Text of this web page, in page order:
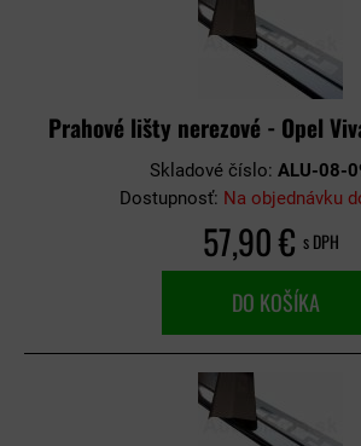
Prahové lišty nerezové - Opel
Skladové číslo: ALU-08-
Dostupnosť: Na objednávku
57,90 € s DPH
DO KOŠÍKA